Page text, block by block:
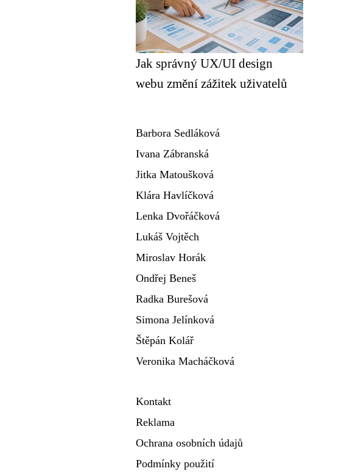
Jak správný UX/UI design
webu změní zážitek uživatelů
Barbora Sedláková
Ivana Zábranská
Jitka Matoušková
Klára Havlíčková
Lenka Dvořáčková
Lukáš Vojtěch
Miroslav Horák
Ondřej Beneš
Radka Burešová
Simona Jelínková
Štěpán Kolář
Veronika Macháčková
Kontakt
Reklama
Ochrana osobních údajů
Podmínky použití